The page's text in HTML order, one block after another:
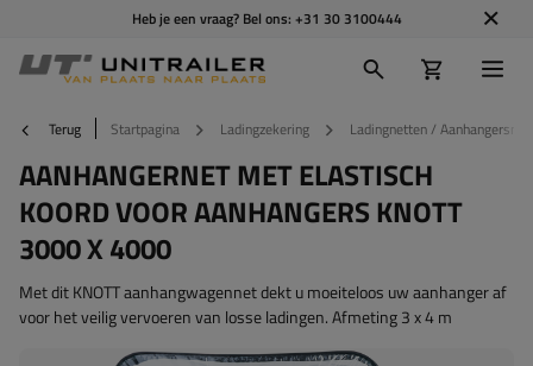
Heb je een vraag? Bel ons: +31 30 3100444
Terug Startpagina Ladingzekering Ladingnetten /
AANHANGERNET MET ELASTISCH
KOORD VOOR AANHANGERS KNOTT
3000 X 4000
Met dit KNOTT aanhangwagennet dekt u moeiteloos uw aanhanger af
voor het veilig vervoeren van losse ladingen. Afmeting 3 x 4 m